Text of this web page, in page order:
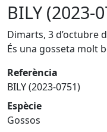
BILY (2023-
Dimarts, 3 d’octubre
És una gosseta molt
Referència
BILY (2023-0751)
Espècie
Gossos